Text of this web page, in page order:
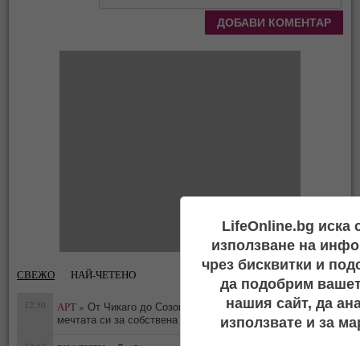
СВЕЖО НАЙ-ЧЕТЕНО
12:30 АРТ » От Чикаго до Созопол: Лина Григорова сбъдна
мечтата си за собствена галерия
0
LifeOnline.bg иска
използване на
чрез бисквитки и
да подобрим
нашия сайт, да
използвате и за